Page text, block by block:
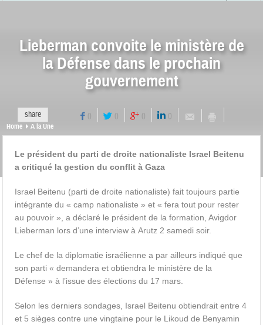
Lieberman convoite le ministère de
la Défense dans le prochain
gouvernement
share 0 0 0 0
Home A la Une
Le président du parti de droite nationaliste Israel Beitenu
a critiqué la gestion du conflit à Gaza
Israel Beitenu (parti de droite nationaliste) fait toujours partie
intégrante du « camp nationaliste » et « fera tout pour rester
au pouvoir », a déclaré le président de la formation, Avigdor
Lieberman lors d’une interview à Arutz 2 samedi soir.
Le chef de la diplomatie israélienne a par ailleurs indiqué que
son parti « demandera et obtiendra le ministère de la
Défense » à l’issue des élections du 17 mars.
Selon les derniers sondages, Israel Beitenu obtiendrait entre 4
et 5 sièges contre une vingtaine pour le Likoud de Benyamin